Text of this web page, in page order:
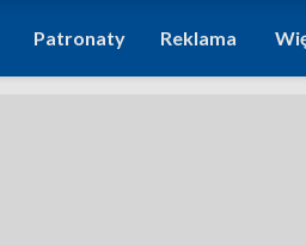
Patronaty Reklama